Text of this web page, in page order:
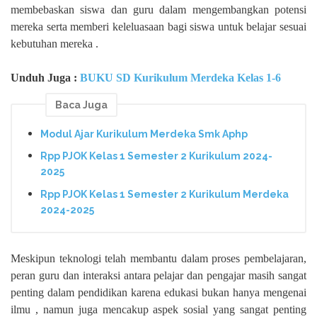
membebaskan siswa dan guru dalam mengembangkan potensi
mereka serta memberi keleluasaan bagi siswa untuk belajar sesuai
kebutuhan mereka .
Unduh Juga : BUKU SD Kurikulum Merdeka Kelas 1-6
Baca Juga
Modul Ajar Kurikulum Merdeka Smk Aphp
Rpp PJOK Kelas 1 Semester 2 Kurikulum 2024-
2025
Rpp PJOK Kelas 1 Semester 2 Kurikulum Merdeka
2024-2025
Meskipun teknologi telah membantu dalam proses pembelajaran,
peran guru dan interaksi antara pelajar dan pengajar masih sangat
penting dalam pendidikan karena edukasi bukan hanya mengenai
ilmu , namun juga mencakup aspek sosial yang sangat penting